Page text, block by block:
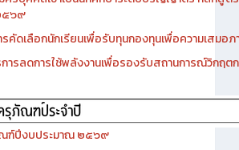
๕๖๙
คัดเลือกนักเรียนเพื่อรับทุนกองทุนเพื่อความเสมอ
การลดการใช้พลังงานเพื่อรองรับสถานการณ์วิกฤ
ฑ์ปีงบประมาณ ๒๕๖๙